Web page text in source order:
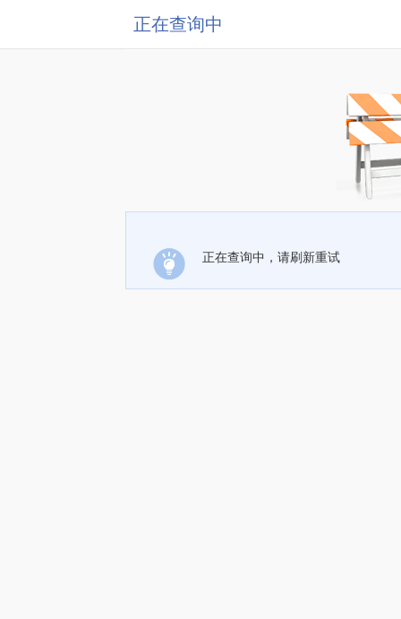
正在查询中
正在查询中，请刷新重试